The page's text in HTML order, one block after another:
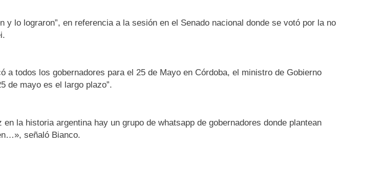
lo lograron”, en referencia a la sesión en el Senado nacional donde se votó por la no
a todos los gobernadores para el 25 de Mayo en Córdoba, el ministro de Gobierno
de mayo es el largo plazo”.
la historia argentina hay un grupo de whatsapp de gobernadores donde plantean
señaló Bianco.